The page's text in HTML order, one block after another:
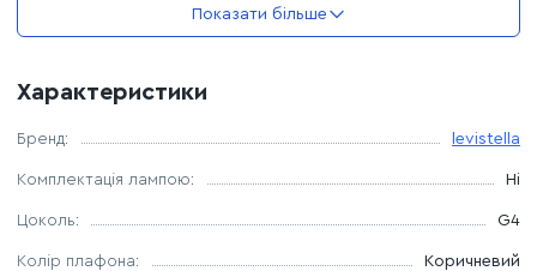
Джерело світла - 9 ламп G4
Лампочок у комплекті немає.
Можливість використання лампи LED, світлодіодна,
Показати більше
Характеристики
Бренд: levistella
Комплектація лампою: Ні
Цоколь: G4
Колір плафона: Коричневий